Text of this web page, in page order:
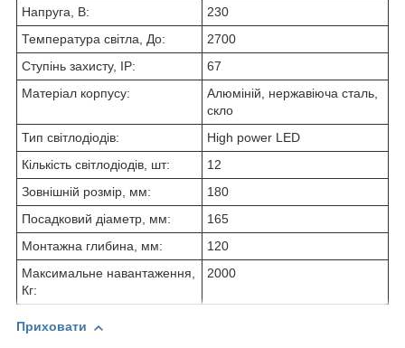
Напруга, В:
230
Температура світла, До:
2700
Ступінь захисту, IP:
67
Матеріал корпусу:
Алюміній, нержавіюча сталь,
скло
Тип світлодіодів:
High power LED
Кількість світлодіодів, шт:
12
Зовнішній розмір, мм:
180
Посадковий діаметр, мм:
165
Монтажна глибина, мм:
120
Максимальне навантаження,
Кг:
2000
Приховати